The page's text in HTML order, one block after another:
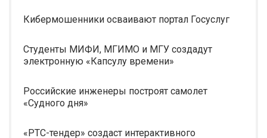
Кибермошенники осваивают портал Госуслуг
Студенты МИФИ, МГИМО и МГУ создадут
электронную «Капсулу времени»
Российские инженеры построят самолет
«Судного дня»
«РТС-тендер» создаст интерактивного